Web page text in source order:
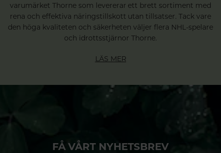
varumärket Thorne som levererar ett brett sortiment med
rena och effektiva näringstillskott utan tillsatser. Tack vare
den höga kvaliteten och säkerheten väljer flera NHL-spelare
och idrottsstjärnor Thorne.
LÄS MER
FÅ VÅRT NYHETSBREV